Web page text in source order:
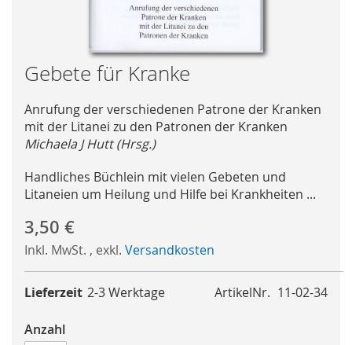
Skip
to
the
beginning
of
the
images
gallery
Gebete für Kranke
Anrufung der verschiedenen Patrone der Kranken
mit der Litanei zu den Patronen der Kranken
Michaela J Hutt (Hrsg.)
Handliches Büchlein mit vielen Gebeten und
Litaneien um Heilung und Hilfe bei Krankheiten ...
3,50 €
Inkl. MwSt. , exkl. Versandkosten
ArtikelNr. 11-02-34
Lieferzeit 2-3 Werktage
Anzahl